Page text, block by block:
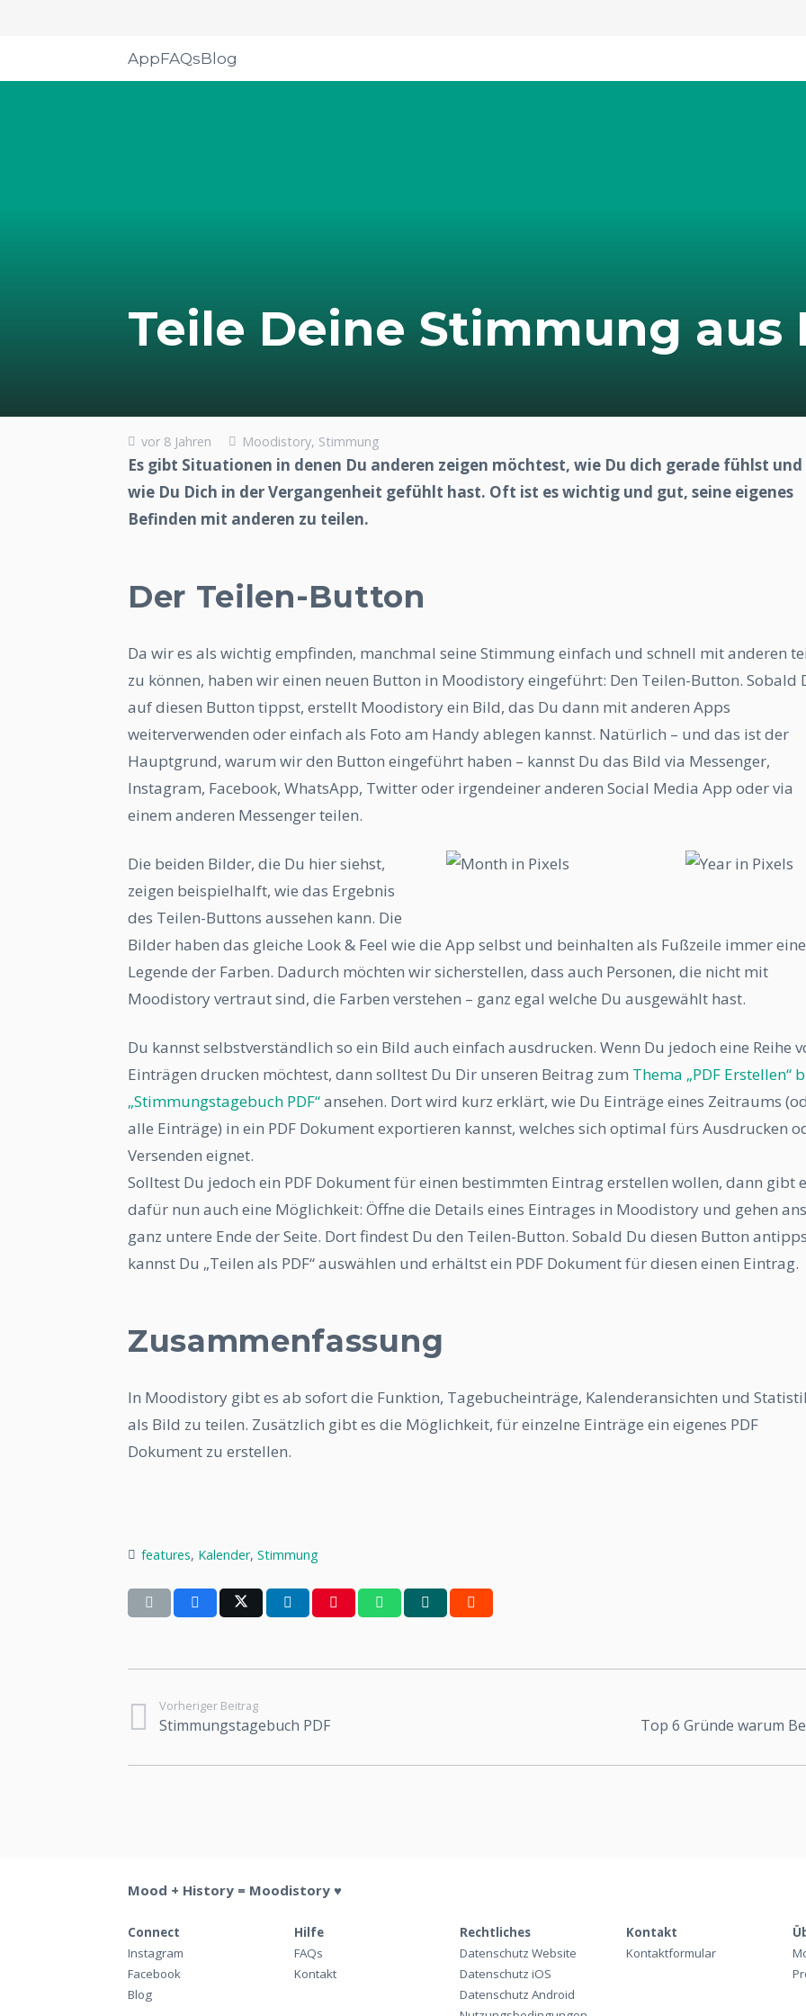
AppFAQsBlog
Teile Deine Stimmung aus
vor 8 Jahren Moodistory, Stimmung
Es gibt Situationen in denen Du anderen zeigen möchtest, wie Du dich gerade fühlst und
wie Du Dich in der Vergangenheit gefühlt hast. Oft ist es wichtig und gut, seine eigenes
Befinden mit anderen zu teilen.
Der Teilen-Button
Da wir es als wichtig empfinden, manchmal seine Stimmung einfach und schnell mit anderen
zu können, haben wir einen neuen Button in Moodistory eingeführt: Den Teilen-Button. Sobald
auf diesen Button tippst, erstellt Moodistory ein Bild, das Du dann mit anderen Apps
weiterverwenden oder einfach als Foto am Handy ablegen kannst. Natürlich – und das ist der
Hauptgrund, warum wir den Button eingeführt haben – kannst Du das Bild via Messenger,
Instagram, Facebook, WhatsApp, Twitter oder irgendeiner anderen Social Media App oder via
einem anderen Messenger teilen.
Die beiden Bilder, die Du hier siehst,
zeigen beispielhalft, wie das Ergebnis
des Teilen-Buttons aussehen kann. Die
Bilder haben das gleiche Look & Feel wie die App selbst und beinhalten als Fußzeile immer eine
Legende der Farben. Dadurch möchten wir sicherstellen, dass auch Personen, die nicht mit
Moodistory vertraut sind, die Farben verstehen – ganz egal welche Du ausgewählt hast.
Du kannst selbstverständlich so ein Bild auch einfach ausdrucken. Wenn Du jedoch eine Reihe
Einträgen drucken möchtest, dann solltest Du Dir unseren Beitrag zum Thema „PDF Erstellen“
„Stimmungstagebuch PDF“ansehen. Dort wird kurz erklärt, wie Du Einträge eines Zeitraums
alle Einträge) in ein PDF Dokument exportieren kannst, welches sich optimal fürs Ausdrucken
Versenden eignet.
Solltest Du jedoch ein PDF Dokument für einen bestimmten Eintrag erstellen wollen, dann gibt
dafür nun auch eine Möglichkeit: Öffne die Details eines Eintrages in Moodistory und gehen ans
ganz untere Ende der Seite. Dort findest Du den Teilen-Button. Sobald Du diesen Button
kannst Du „Teilen als PDF“ auswählen und erhältst ein PDF Dokument für diesen einen Eintrag.
Zusammenfassung
In Moodistory gibt es ab sofort die Funktion, Tagebucheinträge, Kalenderansichten und
als Bild zu teilen. Zusätzlich gibt es die Möglichkeit, für einzelne Einträge ein eigenes PDF
Dokument zu erstellen.
features, Kalender, Stimmung
Vorheriger Beitrag
Stimmungstagebuch PDF Top 6 Gründe warum
Mood + History = Moodistory ♥
Connect
Instagram
Facebook
Blog
Hilfe
FAQs
Kontakt
Rechtliches
Datenschutz Website
Datenschutz iOS
Datenschutz Android
Kontakt
Kontaktformular